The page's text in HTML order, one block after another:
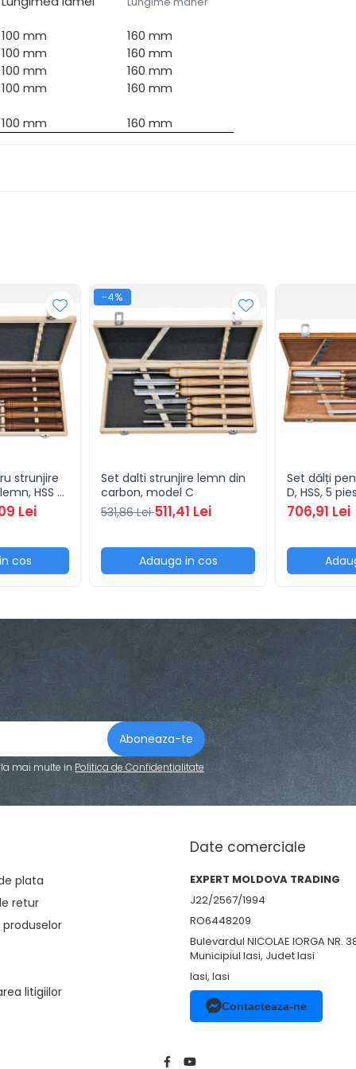
100 mm
160 mm
100 mm
160 mm
100 mm
160 mm
100 mm 160 mm
100 mm 160 mm
strunjire
HSS -
Lei
cos
-4%
Set dalti strunjire lemn din
carbon, model C
531,86 Lei511,41 Lei
Adauga in cos
Set dălți
D, HSS, 5
706,91 Lei
mai multe in Politica de Confidentialitate
plata
retur
litigiilor
Date comerciale
EXPERT MOLDOVA TRADING
J22/2567/1994
RO6448209
Bulevardul NICOLAE IORGA NR.
Municipiul Iasi, Judet Iasi
Iasi, Iasi
Contacteaza-ne